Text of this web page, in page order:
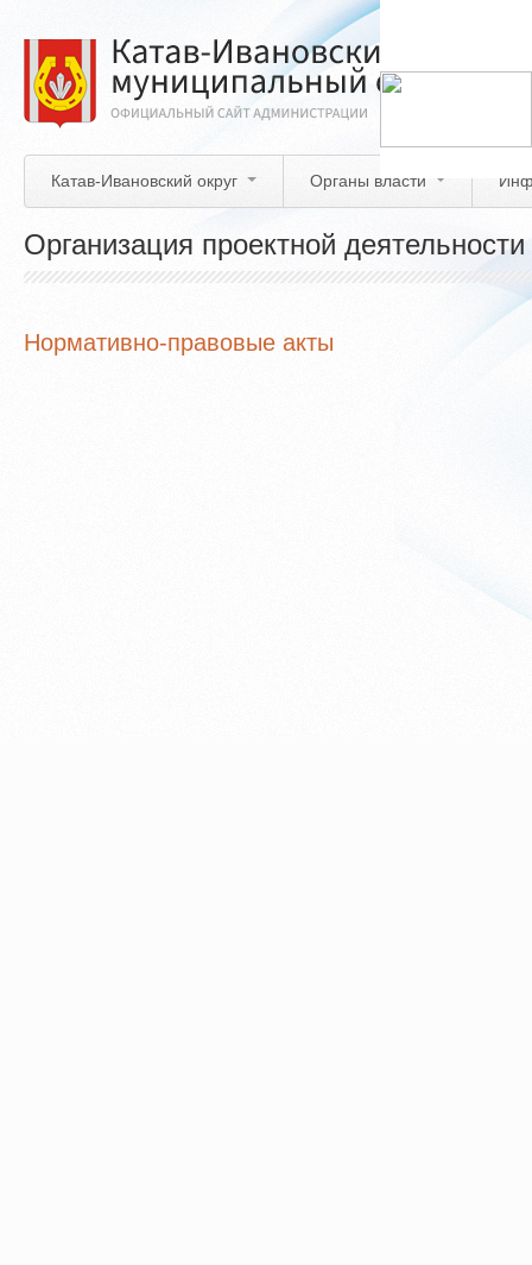
основному
содержанию
Катав-Ивановский округ Органы власти
Организация проектной деятельности
Нормативно-правовые акты